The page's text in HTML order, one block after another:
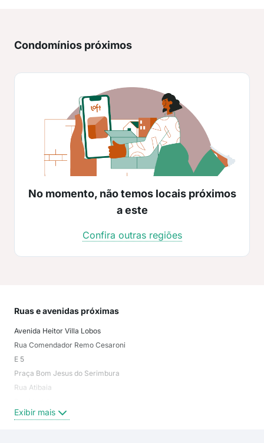
Condomínios próximos
No momento, não temos locais próximos
a este
Confira outras regiões
Ruas e avenidas próximas
Avenida Heitor Villa Lobos
Rua Comendador Remo Cesaroni
E 5
Praça Bom Jesus do Serimbura
Rua Atibaia
Rua Serimbura
Exibir mais